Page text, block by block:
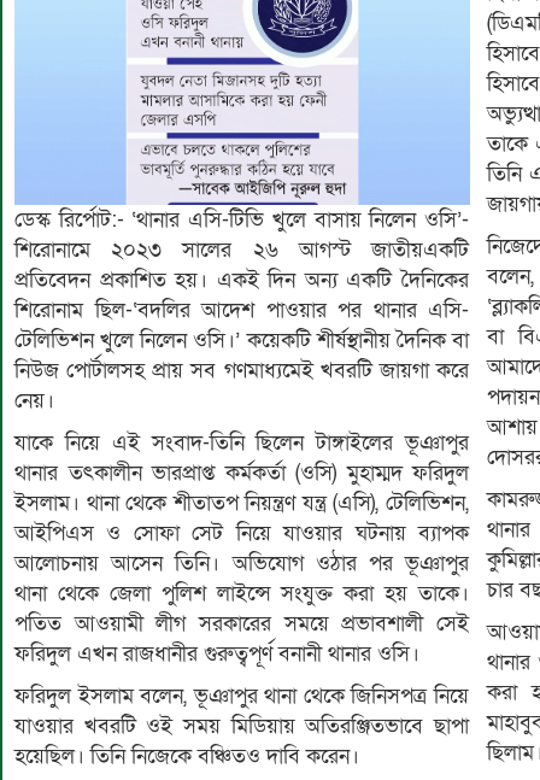
ডেস্ক রির্পোট:- ‘থানার এসি-টিভি খুলে বাসায় নিলেন ওসি’-
শিরোনামে ২০২৩ সালের ২৬ আগস্ট জাতীয়একটি
প্রতিবেদন প্রকাশিত হয়। একই দিন অন্য একটি দৈনিকের
শিরোনাম ছিল-‘বদলির আদেশ পাওয়ার পর থানার এসি-
টেলিভিশন খুলে নিলেন ওসি।’ কয়েকটি শীর্ষস্থানীয় দৈনিক বা
নিউজ পোর্টালসহ প্রায় সব গণমাধ্যমেই খবরটি জায়গা করে
নেয়।
যাকে নিয়ে এই সংবাদ-তিনি ছিলেন টাঙ্গাইলের ভূঞাপুর
থানার তৎকালীন ভারপ্রাপ্ত কর্মকর্তা (ওসি) মুহাম্মদ ফরিদুল
ইসলাম। থানা থেকে শীতাতপ নিয়ন্ত্রণ যন্ত্র (এসি), টেলিভিশন,
আইপিএস ও সোফা সেট নিয়ে যাওয়ার ঘটনায় ব্যাপক
আলোচনায় আসেন তিনি। অভিযোগ ওঠার পর ভূঞাপুর
থানা থেকে জেলা পুলিশ লাইন্সে সংযুক্ত করা হয় তাকে।
পতিত আওয়ামী লীগ সরকারের সময়ে প্রভাবশালী সেই
ফরিদুল এখন রাজধানীর গুরুত্বপূর্ণ বনানী থানার ওসি।
ফরিদুল ইসলাম বলেন, ভূঞাপুর থানা থেকে জিনিসপত্র নিয়ে
যাওয়ার খবরটি ওই সময় মিডিয়ায় অতিরঞ্জিতভাবে ছাপা
হয়েছিল। তিনি নিজেকে বঞ্চিতও দাবি করেন।
তাকে
তিনি
বা
আশায়
চার
করা